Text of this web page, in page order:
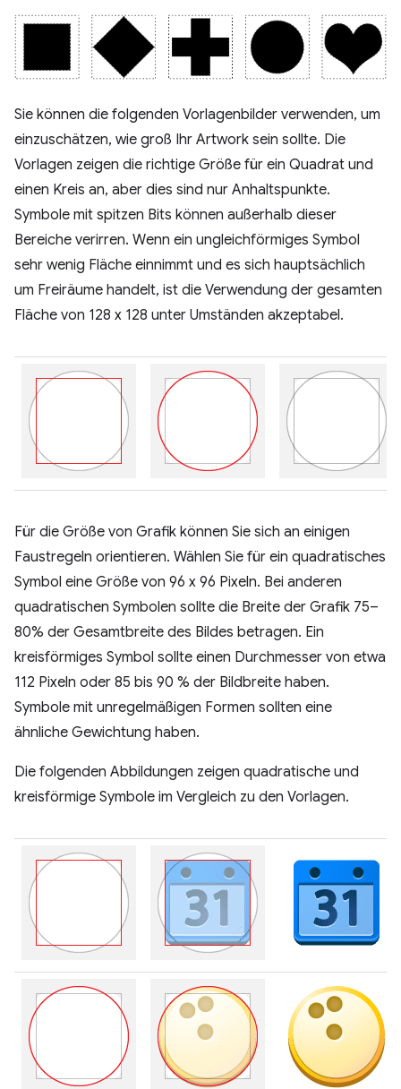
Sie können die folgenden Vorlagenbilder verwenden, um
einzuschätzen, wie groß Ihr Artwork sein sollte. Die
Vorlagen zeigen die richtige Größe für ein Quadrat und
einen Kreis an, aber dies sind nur Anhaltspunkte.
Symbole mit spitzen Bits können außerhalb dieser
Bereiche verirren. Wenn ein ungleichförmiges Symbol
sehr wenig Fläche einnimmt und es sich hauptsächlich
um Freiräume handelt, ist die Verwendung der gesamten
Fläche von 128 x 128 unter Umständen akzeptabel.
Für die Größe von Grafik können Sie sich an einigen
Faustregeln orientieren. Wählen Sie für ein quadratisches
Symbol eine Größe von 96 x 96 Pixeln. Bei anderen
quadratischen Symbolen sollte die Breite der Grafik 75–
80% der Gesamtbreite des Bildes betragen. Ein
kreisförmiges Symbol sollte einen Durchmesser von etwa
112 Pixeln oder 85 bis 90 % der Bildbreite haben.
Symbole mit unregelmäßigen Formen sollten eine
ähnliche Gewichtung haben.
Die folgenden Abbildungen zeigen quadratische und
kreisförmige Symbole im Vergleich zu den Vorlagen.